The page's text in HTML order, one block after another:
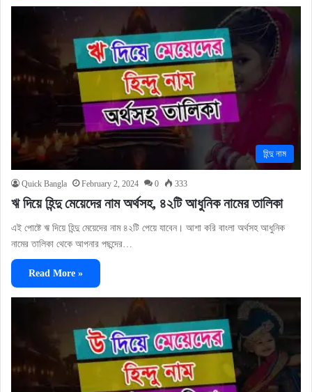
হিন্দু নাম
Quick Bangla February 2, 2024 0 333
ঋ দিয়ে হিন্দু মেয়েদের নাম অর্থসহ, ৪২টি আধুনিক নামের তালিকা
এই পোষ্টে ঋ দিয়ে হিন্দু মেয়েদের নাম ৪২টি পেয়ে যাবেন। আশা করি বাংলা অর্থসহ আধুনিক
নামের তালিকা থেকে আপনার পছন্দের…
Read More »